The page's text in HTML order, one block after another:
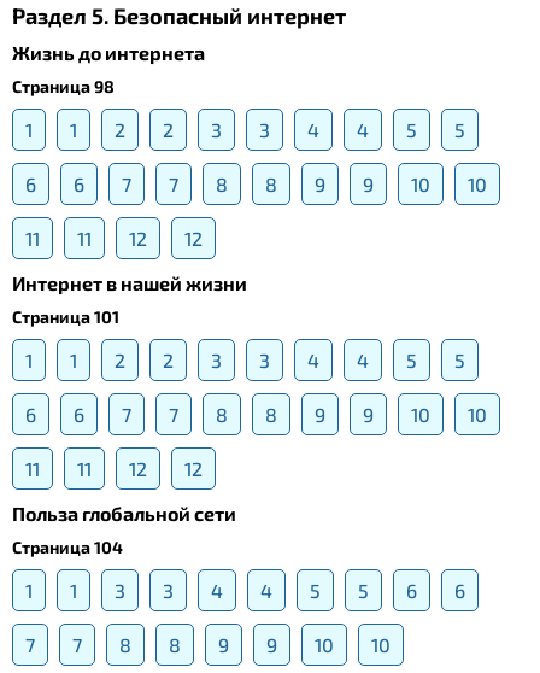
Раздел 5. Безопасный интернет
Жизнь до интернета
Страница 98
1 1 2 2 3 3 4 4 5 5
6 6 7 7 8 8 9 9 10 10
11 11 12
12
Интернет в нашей жизни
Страница 101
1 1 2 2 3 3 4 4 5 5
6 6 7 7 8 8 9 9 10 10
11 11 12
12
Польза глобальной сети
Страница 104
1 1 3 3 4 4 5 5 6 6
7 7 8 8 9 9 10
10